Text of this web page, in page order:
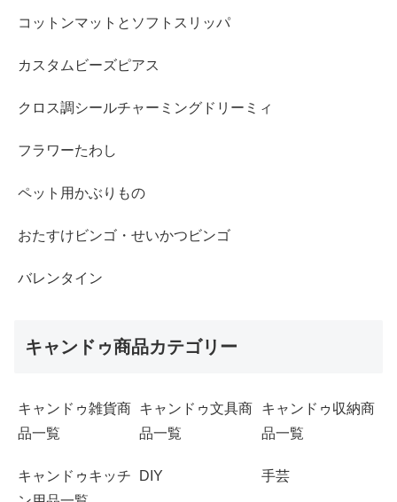
コットンマットとソフトスリッパ
カスタムビーズピアス
クロス調シールチャーミングドリーミィ
フラワーたわし
ペット用かぶりもの
おたすけビンゴ・せいかつビンゴ
バレンタイン
キャンドゥ商品カテゴリー
キャンドゥ雑貨商
品一覧
キャンドゥ文具商
品一覧
キャンドゥ収納商
品一覧
キャンドゥキッチ
DIY 手芸